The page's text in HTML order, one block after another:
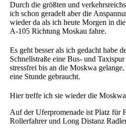
Durch die größten und
ich schon geradelt aber die
wieder da als ich heute Morgen in
A-105 Richtung Moskau fahre.
Es geht besser als ich gedacht habe
Schnellstraße eine Bus- und
stressfrei bis an die Moskwa
eine Stunde gebraucht.
Hier treffe ich sie wieder die
Auf der Uferpromenade ist Platz für
Rollerfahrer und Long Distanz